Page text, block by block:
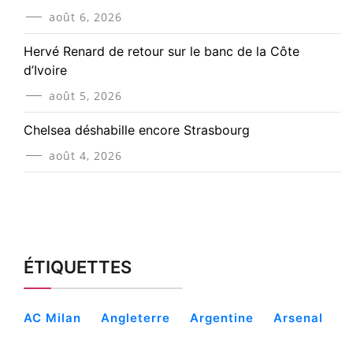
août 6, 2026
Hervé Renard de retour sur le banc de la Côte
d’Ivoire
août 5, 2026
Chelsea déshabille encore Strasbourg
août 4, 2026
ÉTIQUETTES
AC Milan Angleterre Argentine Arsenal